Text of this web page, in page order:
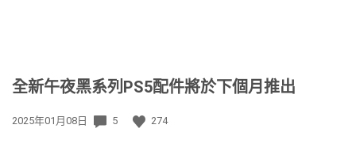
全新午夜黑系列PS5配件將於下個月推出
發
2025年01月08日 5 274